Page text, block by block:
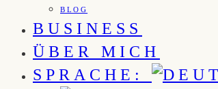
BLOG
BUSINESS
ÜBER MICH
SPRACHE: